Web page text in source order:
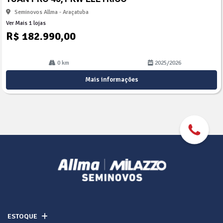
lhe
Seminovos Allma - Araçatuba
Ver Mais 1 lojas
R$ 182.990,00
0 km 2025/2026
Mais informações
ESTOQUE